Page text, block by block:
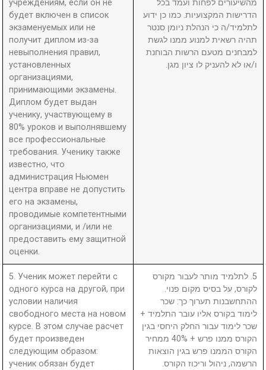
учреждениям, если он не
будет включен в список
экзаменуемых или не
получит диплом из-за
невыполнения правил,
установленных
организациями,
принимающими экзамены.
Диплом будет выдан
ученику, участвующему в
80% уроков и выполнявшему
все профессиональные
требования. Ученику также
известно, что
администрация Ньюмен
центра вправе не допустить
его на экзамены,
проводимые компетентными
организациями, и /или не
предоставить ему защитной
оценки.
מהשיעורים לפחות ועמד בכל
הדרישות המקצועיות. כמו כן ידוע
לתלמיד/ה כי הנהלת ניומן סנטר
תהיה רשאית למנוע ממנו לגשת
למבחנים מטעם הרשות הבוחנת
ו/או לא להעניק לו ציון מגן.
5. Ученик может перейти с
одного курса на другой, при
условии наличия
свободного места на новом
курсе. В этом случае расчет
будет произведен
следующим образом:
ученик обязан будет
5. לתלמיד מותר לעבור מקורס
לקורס, על בסיס מקום פנוי.
ההתחשבנות תערוך כך: שכר
לימוד בקורס אליו עובר התלמיד +
שכר לימוד עבור החלק היחסי בגין
הקורס ממנו פרש + 40% ממחיר
הקורס הממנו פרש בגין הוצאות
הרשמה, ניהול וריכוז הקורס.